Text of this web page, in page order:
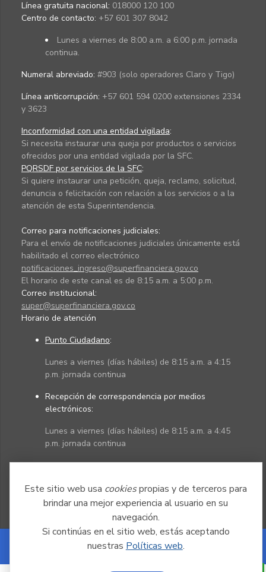
Este sitio web usa cookiespropias y de terceros para
brindar una mejor experiencia al usuario en su
navegación.
Si continúas en el sitio web, estás aceptando
nuestras Políticas web.
Línea gratuita nacional: 018000 120 100
Centro de contacto: +57 601 307 8042
Lunes a viernes de 8:00 a.m. a 6:00 p.m. jornada
continua.
Numeral abreviado: #903 (solo operadores Claro y Tigo)
Línea anticorrupción: +57 601 594 0200 extensiones 2334
y 3623
Inconformidad con una entidad vigilada:
Si necesita instaurar una queja por productos o servicios
ofrecidos por una entidad vigilada por la SFC.
PQRSDF por servicios de la SFC:
Si quiere instaurar una petición, queja, reclamo, solicitud,
denuncia o felicitación con relación a los servicios o a la
atención de esta Superintendencia.
Correo para notificaciones judiciales:
Para el envío de notificaciones judiciales únicamente está
habilitado el correo electrónico
notificaciones_ingreso@superfinanciera.gov.co
El horario de este canal es de 8:15 a.m. a 5:00 p.m.
Correo institucional:
super@superfinanciera.gov.co
Horario de atención
Punto Ciudadano:
Lunes a viernes (días hábiles) de 8:15 a.m. a 4:15
p.m. jornada continua
Recepción de correspondencia por medios
electrónicos:
Lunes a viernes (días hábiles) de 8:15 a.m. a 4:45
p.m. jornada continua